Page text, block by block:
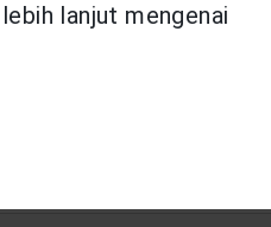
tahun terdekat)
lanjut mengenai